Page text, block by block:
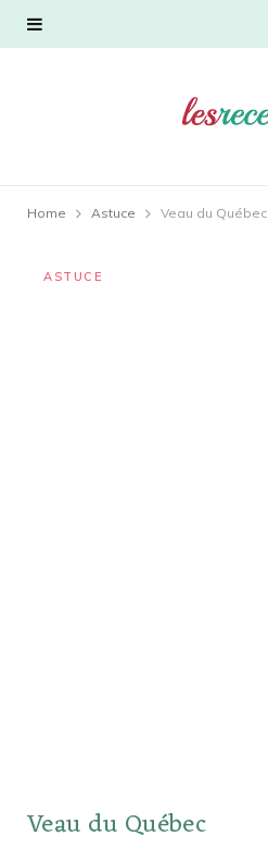
Home Astuce Veau du Québec
ASTUCE
Veau du Québec